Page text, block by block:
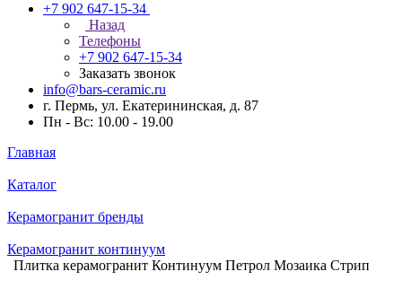
+7 902 647-15-34
Назад
Телефоны
+7 902 647-15-34
Заказать звонок
info@bars-ceramic.ru
г. Пермь, ул. Екатерининская, д. 87
Пн - Вс: 10.00 - 19.00
Главная
Каталог
Керамогранит бренды
Керамогранит континуум
Плитка керамогранит Континуум Петрол Мозаика Стрип